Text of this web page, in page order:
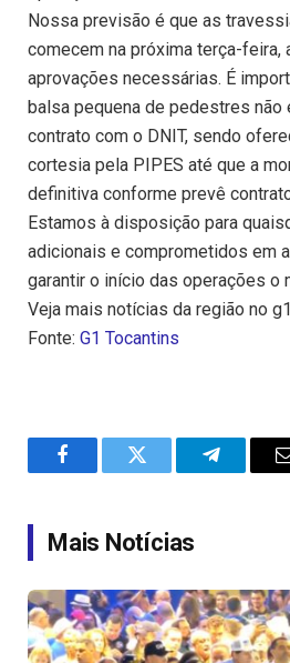
Nossa previsão é que as
comecem na próxima terça-
aprovações necessárias. É
balsa pequena de pedestres não
contrato com o DNIT, sendo
cortesia pela PIPES até que a
definitiva conforme prevê
Estamos à disposição para
adicionais e comprometidos em
garantir o início das operações o
Veja mais notícias da região no
Fonte: G1 Tocantins
FacebookTwitter Telegram
Mais Notícias